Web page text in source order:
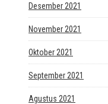
Desember 2021
November 2021
Oktober 2021
September 2021
Agustus 2021